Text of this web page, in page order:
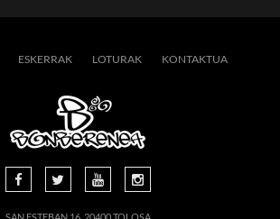
ESKERRAK LOTURAK KONTAKTUA